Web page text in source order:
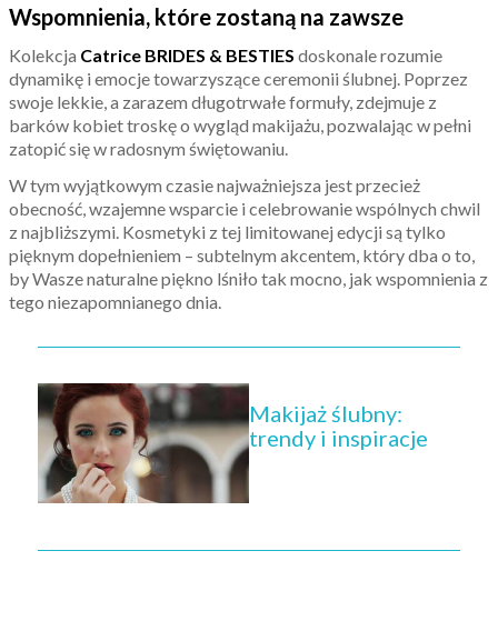
Wspomnienia, które zostaną na zawsze
Kolekcja Catrice BRIDES & BESTIES doskonale rozumie
dynamikę i emocje towarzyszące ceremonii ślubnej. Poprzez
swoje lekkie, a zarazem długotrwałe formuły, zdejmuje z
barków kobiet troskę o wygląd makijażu, pozwalając w pełni
zatopić się w radosnym świętowaniu.
W tym wyjątkowym czasie najważniejsza jest przecież
obecność, wzajemne wsparcie i celebrowanie wspólnych chwil
z najbliższymi. Kosmetyki z tej limitowanej edycji są tylko
pięknym dopełnieniem – subtelnym akcentem, który dba o to,
by Wasze naturalne piękno lśniło tak mocno, jak wspomnienia z
tego niezapomnianego dnia.
Makijaż ślubny:
trendy i inspiracje